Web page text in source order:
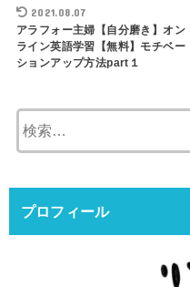
2021.08.07
アラフォー主婦【自分磨き】オン
ライン英語学習【無料】モチベー
ションアップ方法part１
プロフィール